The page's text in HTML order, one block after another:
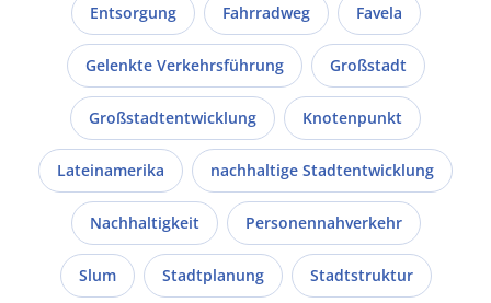
Entsorgung Fahrradweg Favela
Gelenkte Verkehrsführung Großstadt
Großstadtentwicklung Knotenpunkt
Lateinamerika nachhaltige Stadtentwicklung
Nachhaltigkeit Personennahverkehr
Slum Stadtplanung Stadtstruktur